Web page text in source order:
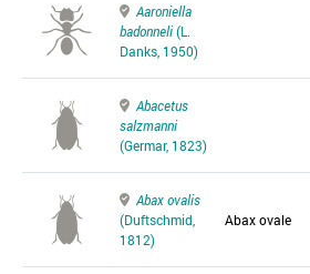
Aaroniella
badonneli(L.
Danks, 1950)
Abacetus
salzmanni
(Germar, 1823)
Abax ovalis
(Duftschmid,
1812)
Abax ovale